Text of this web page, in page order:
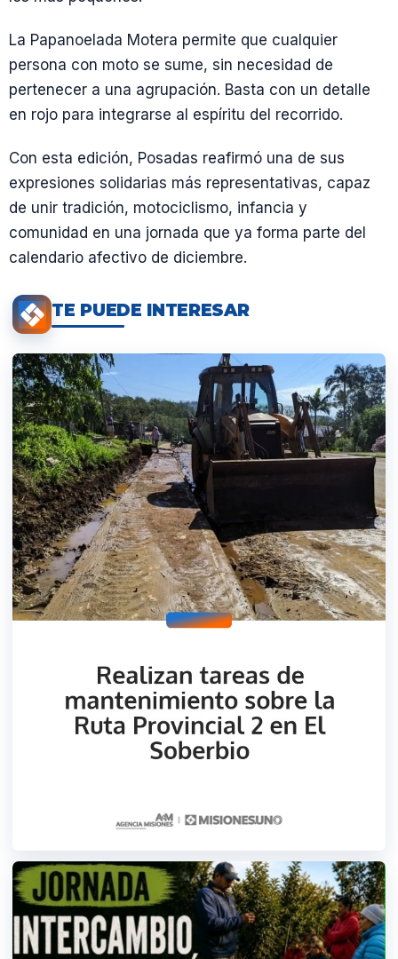
La Papanoelada Motera permite que cualquier
persona con moto se sume, sin necesidad de
pertenecer a una agrupación. Basta con un detalle
en rojo para integrarse al espíritu del recorrido.
Con esta edición, Posadas reafirmó una de sus
expresiones solidarias más representativas, capaz
de unir tradición, motociclismo, infancia y
comunidad en una jornada que ya forma parte del
calendario afectivo de diciembre.
TE PUEDE INTERESAR